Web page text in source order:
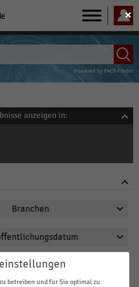
Main
navigation
Powered by FACT-Finder
anzeigen in:
Branchen
Region
betreiben und für Sie optimal zu